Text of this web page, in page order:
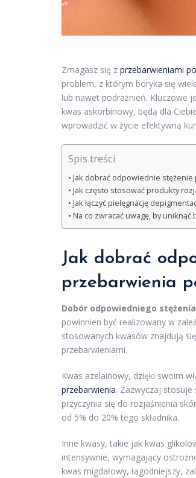
Zmagasz się z przebarwieniami
problem, z którym boryka się
lub nawet podrażnień. Kluczowe
kwas askorbinowy, będą dla
wprowadzić w życie efektywną
Spis treści
Jak dobrać odpowiednie
Jak często stosować produkty
Jak łączyć pielęgnację
Na co zwracać uwagę, by
Jak dobrać
przebarwienia
Dobór odpowiedniego
powinnien być realizowany w
stosowanych kwasów znajdują
przebarwieniami.
Kwas azelainowy, dzięki swoim
przebarwienia. Zazwyczaj stosuje
przyczynia się do rozjaśnienia
od 5% do 20% tego składnika.
Inne kwasy, takie jak kwas
intensywnie, wymagający
kwas migdałowy, łagodniejszy,